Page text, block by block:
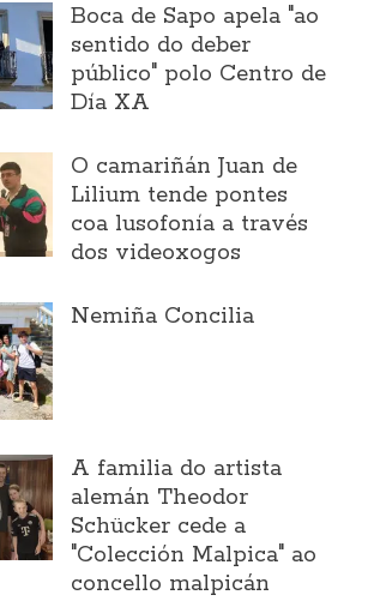
Boca de Sapo apela "ao
sentido do deber
público" polo Centro de
Día XA
O camariñán Juan de
Lilium tende pontes
coa lusofonía a través
dos videoxogos
Nemiña Concilia
A familia do artista
alemán Theodor
Schücker cede a
"Colección Malpica" ao
concello malpicán